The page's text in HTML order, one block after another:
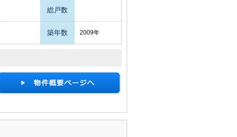
総戸数
築年数 2009年